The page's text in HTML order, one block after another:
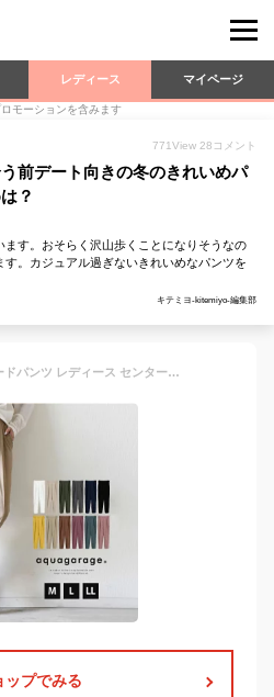
レディース マイページ
モーションを含みます
771View 28 コメント
前デート向きの冬のきれいめパ
？
す。おそらく沢山歩くことになりそうなの
。カジュアル過ぎないきれいめなパンツを
キテミヨ-kitemiyo-編集部
センタープレス テーパードパンツ レディース センタープレスパンツ 秋冬 テーパード パンツ 細身 きれいめ オフィス ビジネス ボトムス タックパンツ 美脚パンツ レディーステーパードパンツ 綺麗めパンツ 送料無料 ≪ゆうメール便配送30・代引不可≫
ップでみる